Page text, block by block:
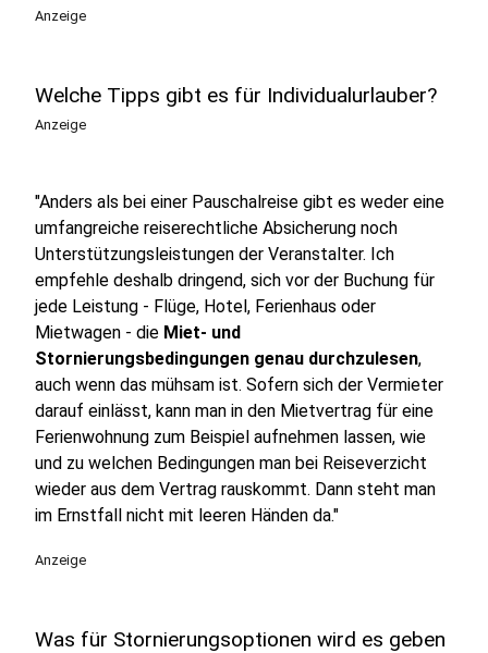
Anzeige
Welche Tipps gibt es für Individualurlauber?
Anzeige
"Anders als bei einer Pauschalreise gibt es weder eine
umfangreiche reiserechtliche Absicherung noch
Unterstützungsleistungen der Veranstalter. Ich
empfehle deshalb dringend, sich vor der Buchung für
jede Leistung - Flüge, Hotel, Ferienhaus oder
Mietwagen - die Miet- und
Stornierungsbedingungen genau durchzulesen,
auch wenn das mühsam ist. Sofern sich der Vermieter
darauf einlässt, kann man in den Mietvertrag für eine
Ferienwohnung zum Beispiel aufnehmen lassen, wie
und zu welchen Bedingungen man bei Reiseverzicht
wieder aus dem Vertrag rauskommt. Dann steht man
im Ernstfall nicht mit leeren Händen da."
Anzeige
Was für Stornierungsoptionen wird es geben